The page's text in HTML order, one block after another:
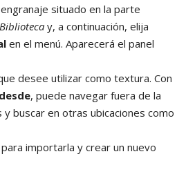
situado en la parte
Biblioteca y, a continuación, elija
en el menú. Aparecerá el panel
desee utilizar como textura. Con
, puede navegar fuera de la
buscar en otras ubicaciones como
importarla y crear un nuevo